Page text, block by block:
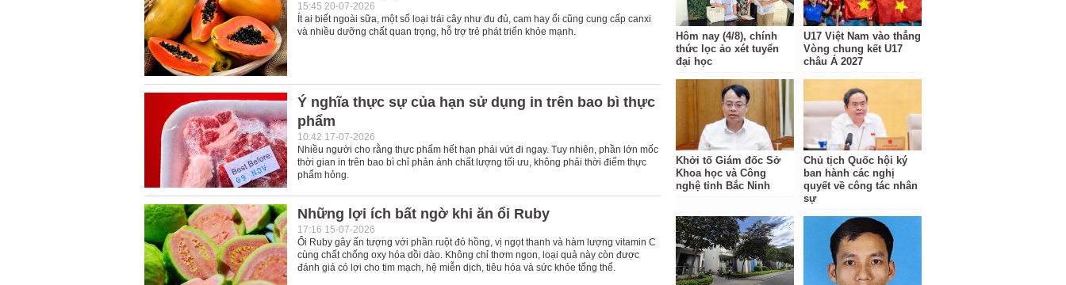
15:45 20-07-2026
Ít ai biết ngoài sữa, một số loại trái cây như đu đủ, cam hay ổi cũng cung cấp canxi
và nhiều dưỡng chất quan trọng, hỗ trợ trẻ phát triển khỏe mạnh.
Ý nghĩa thực sự của hạn sử dụng in trên bao bì thực
phẩm
10:42 17-07-2026
Nhiều người cho rằng thực phẩm hết hạn phải vứt đi ngay. Tuy nhiên, phần lớn mốc
thời gian in trên bao bì chỉ phản ánh chất lượng tối ưu, không phải thời điểm thực
phẩm hỏng.
Những lợi ích bất ngờ khi ăn ổi Ruby
17:16 15-07-2026
Ổi Ruby gây ấn tượng với phần ruột đỏ hồng, vị ngọt thanh và hàm lượng vitamin C
cùng chất chống oxy hóa dồi dào. Không chỉ thơm ngon, loại quả này còn được
đánh giá có lợi cho tim mạch, hệ miễn dịch, tiêu hóa và sức khỏe tổng thể.
Hôm nay (4/8), chính
thức lọc ảo xét tuyển
đại học
U17 Việt Nam vào thẳng
Vòng chung kết U17
châu Á 2027
Khởi tố Giám đốc Sở
Khoa học và Công
nghệ tỉnh Bắc Ninh
Chủ tịch Quốc hội ký
ban hành các nghị
quyết về công tác nhân
sự